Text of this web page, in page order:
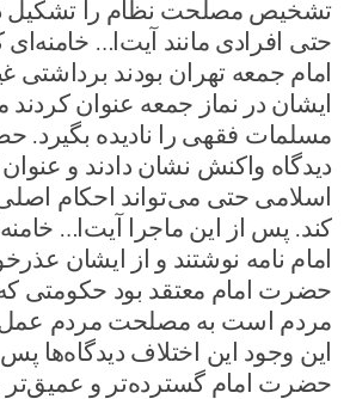
تشخیص مصلحت نظام را تشکیل
حتی افرادی مانند آیت‌ا…
امام جمعه تهران بودند برداشتی
ایشان در نماز جمعه عنوان
مسلمات فقهی را نادیده بگیرد.
دیدگاه واکنش نشان دادند و
اسلامی حتی می‌تواند احکام
کند. پس از این ماجرا آیت‌ا…
امام نامه نوشتند و از ایشان
حضرت امام معتقد بود حکومتی که
مردم است به مصلحت مردم عمل
این وجود این اختلاف دیدگاه‌ها
حضرت امام گسترده‌تر و عمیق‌تر